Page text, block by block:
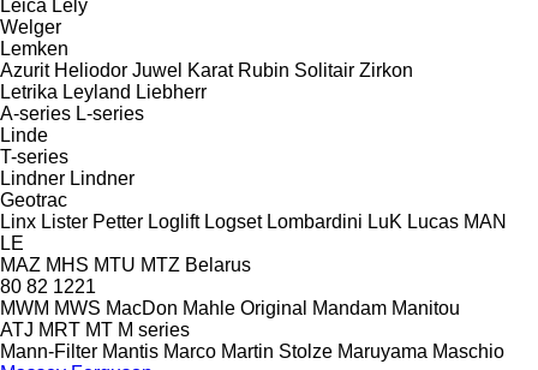
Leica Lely
Welger
Lemken
Azurit Heliodor Juwel Karat Rubin Solitair Zirkon
Letrika Leyland Liebherr
A-series L-series
Linde
T-series
Lindner Lindner
Geotrac
Linx Lister Petter Loglift Logset Lombardini LuK Lucas MAN
LE
MAZ MHS MTU MTZ Belarus
80 82 1221
MWM MWS MacDon Mahle Original Mandam Manitou
ATJ MRT MT M series
Mann-Filter Mantis Marco Martin Stolze Maruyama Maschio